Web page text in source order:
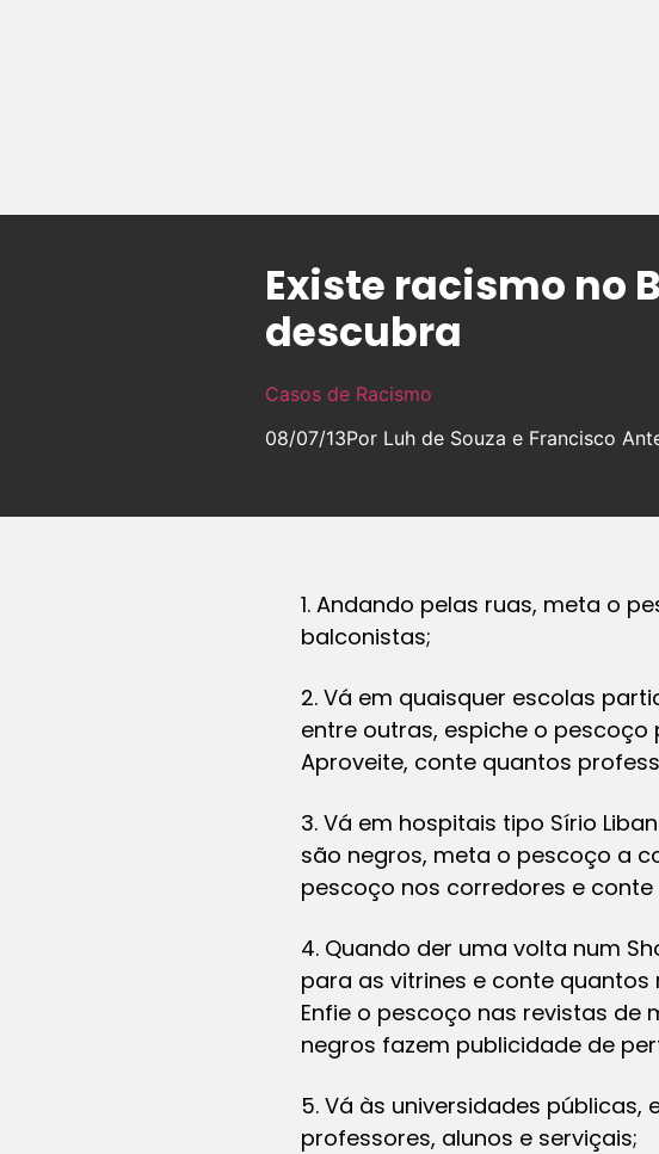
Existe racismo no
descubra
Casos de Racismo
08/07/13Por Luh de Souza e Francisco
1. Andando pelas ruas, meta o
balconistas;
2. Vá em quaisquer escolas
entre outras, espiche o
Aproveite, conte quantos
3. Vá em hospitais tipo Sírio
são negros, meta o pescoço a
pescoço nos corredores e
4. Quando der uma volta num
para as vitrines e conte
Enfie o pescoço nas revistas de
negros fazem publicidade de
5. Vá às universidades
professores, alunos e serviçais;